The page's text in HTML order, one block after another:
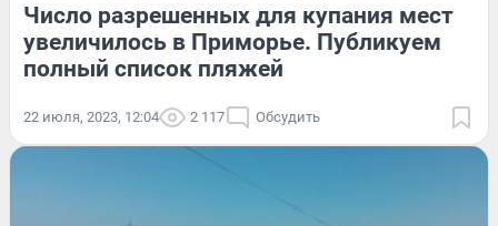
Число разрешенных для купания мест
увеличилось в Приморье. Публикуем
полный список пляжей
22 июля, 2023, 12:04 2 117 Обсудить